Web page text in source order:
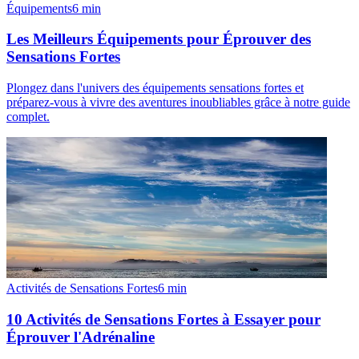
Équipements6 min
Les Meilleurs Équipements pour Éprouver des
Sensations Fortes
Plongez dans l'univers des équipements sensations fortes et
préparez-vous à vivre des aventures inoubliables grâce à notre guide
complet.
Activités de Sensations Fortes6 min
10 Activités de Sensations Fortes à Essayer pour
Éprouver l'Adrénaline